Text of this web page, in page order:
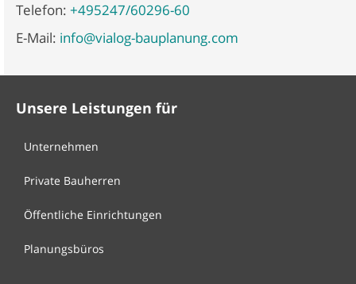
Telefon: +495247/60296-60
E-Mail: info@vialog-bauplanung.com
Unsere Leistungen für
Unternehmen
Private Bauherren
Öffentliche Einrichtungen
Planungsbüros